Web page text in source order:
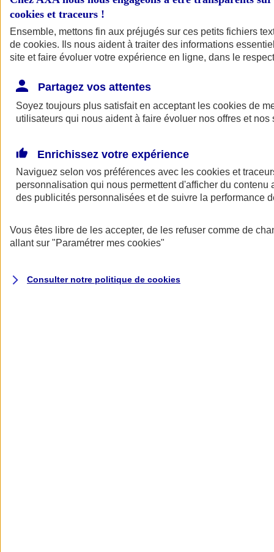
AXA Assurance
cookies et traceurs !
Ensemble, mettons fin aux préjugés sur ces petits fichiers
de cookies. Ils nous aident à traiter des informations
site et faire évoluer votre expérience en ligne, dans le
Partagez vos attentes
Soyez toujours plus satisfait en acceptant les cookies de
utilisateurs qui nous aident à faire évoluer nos offres et nos
Enrichissez votre expérience
Naviguez selon vos préférences avec les cookies et
personnalisation qui nous permettent d'afficher du contenu
des publicités personnalisées et de suivre la performance
Vous êtes libre de les accepter, de les refuser comme de
allant sur "Paramétrer mes cookies"
Consulter notre politique de cookies